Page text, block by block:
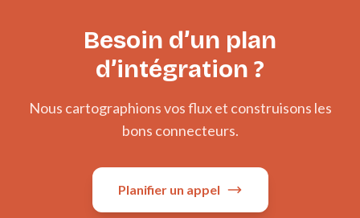
Besoin d’un plan
d’intégration ?
Nous cartographions vos flux et construisons les
bons connecteurs.
Planifier un appel